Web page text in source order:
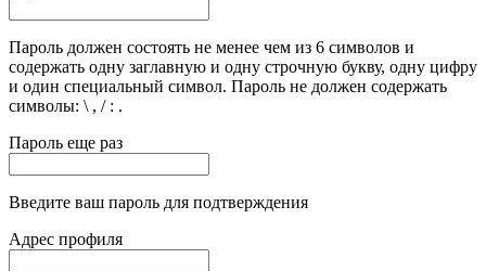
Пароль должен состоять не менее чем из 6 символов и
содержать одну заглавную и одну строчную букву, одну цифру
и один специальный символ. Пароль не должен содержать
символы: \ , / : .
Пароль еще раз
Введите ваш пароль для подтверждения
Адрес профиля